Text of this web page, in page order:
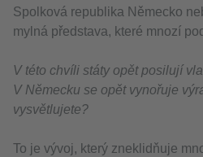
Spolková republika Německo
mylná představa, které mnozí
V této chvíli státy opět posilují
V Německu se opět vynořuje
vysvětlujete?
To je vývoj, který zneklidňuje